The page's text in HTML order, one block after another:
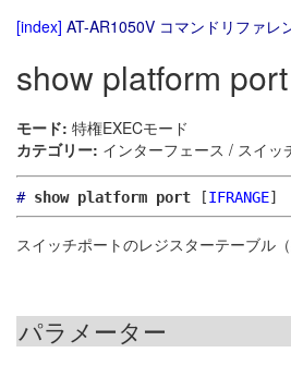
[index] AT-AR1050V コマンドリファレ
show platform port
モード: 特権EXECモード
カテゴリー: インターフェース / スイッ
# show platform port [IFRANGE]
スイッチポートのレジスターテーブル
パラメーター